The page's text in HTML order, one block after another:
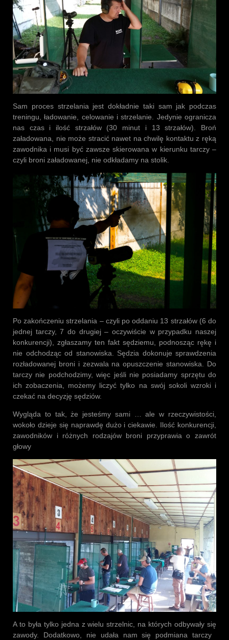
Sam proces strzelania jest dokładnie taki sam jak podczas
treningu, ładowanie, celowanie i strzelanie. Jedynie ogranicza
nas czas i ilość strzałów (30 minut i 13 strzałów). Broń
załadowana, nie może stracić nawet na chwilę kontaktu z ręką
zawodnika i musi być zawsze skierowana w kierunku tarczy –
czyli broni załadowanej, nie odkładamy na stolik.
Po zakończeniu strzelania – czyli po oddaniu 13 strzałów (6 do
jednej tarczy, 7 do drugiej – oczywiście w przypadku naszej
konkurencji), zgłaszamy ten fakt sędziemu, podnosząc rękę i
nie odchodząc od stanowiska. Sędzia dokonuje sprawdzenia
rozładowanej broni i zezwala na opuszczenie stanowiska. Do
tarczy nie podchodzimy, więc jeśli nie posiadamy sprzętu do
ich zobaczenia, możemy liczyć tylko na swój sokoli wzroki i
czekać na decyzję sędziów.
Wygląda to tak, że jesteśmy sami … ale w rzeczywistości,
wokoło dzieje się naprawdę dużo i ciekawie. Ilość konkurencji,
zawodników i różnych rodzajów broni przyprawia o zawrót
głowy
A to była tylko jedna z wielu strzelnic, na których odbywały się
zawody. Dodatkowo, nie udała nam się podmiana tarczy